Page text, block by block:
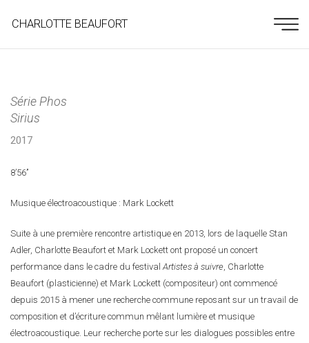
CHARLOTTE BEAUFORT
Série Phos
Sirius
2017
8’56’’
Musique électroacoustique : Mark Lockett
Suite à une première rencontre artistique en 2013, lors de laquelle Stan
Adler, Charlotte Beaufort et Mark Lockett ont proposé un concert
performance dans le cadre du festival Artistes à suivre , Charlotte
Beaufort (plasticienne) et Mark Lockett (compositeur) ont commencé
depuis 2015 à mener une recherche commune reposant sur un travail de
composition et d’écriture commun mêlant lumière et musique
électroacoustique. Leur recherche porte sur les dialogues possibles entre